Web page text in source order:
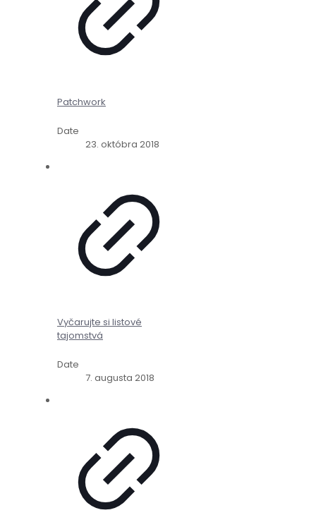
Patchwork
Date
23. októbra 2018
Vyčarujte si listové
tajomstvá
Date
7. augusta 2018